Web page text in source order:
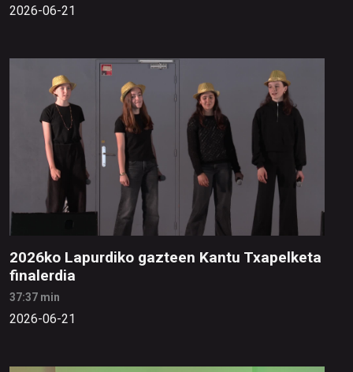
2026-06-21
2026ko Lapurdiko gazteen Kantu Txapelketa
finalerdia
37:37 min
2026-06-21